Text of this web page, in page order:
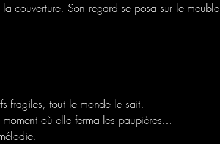
couverture. Son regard se posa sur le meuble
fragiles, tout le monde le sait.
où elle ferma les paupières…